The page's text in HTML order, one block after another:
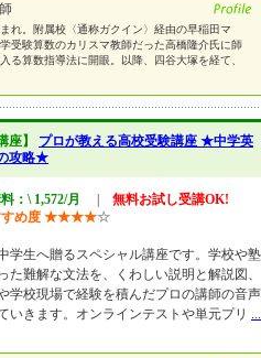
れ。附属校〈通称ガクイン〉経由の早稲田マ
受験算数のカリスマ教師だった高橋隆介氏に師
る算数指導法に開眼。以降、四谷大塚を経て、
座】 プロが教える高校受験講座 ★中学英
攻略★
：\ 1,572/月
無料お試し受講OK!
め度 ★★★★☆
学生へ贈るスペシャル講座です。学校や塾
た難解な文法を、くわしい説明と解説図、
学校現場で経験を積んだプロの講師の音声
いきます。オンラインテストや単元プリ ...